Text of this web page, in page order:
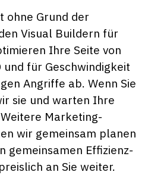
ohne Grund der
Visual Buildern für
Ihre Seite von
und für Geschwindigkeit
Angriffe ab. Wenn Sie
sie und warten Ihre
Marketing-
wir gemeinsam planen
gemeinsamen Effizienz-
an Sie weiter.